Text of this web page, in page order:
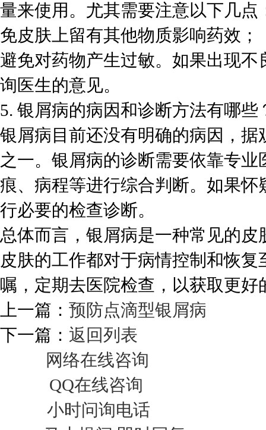
量来使用。尤其需要注意以下几
免皮肤上留有其他物质影响药效
避免对药物产生过敏。如果出现
询医生的意见。
5. 银屑病的病因和诊断方法有哪些
银屑病目前还没有明确的病因，
之一。银屑病的诊断需要依靠专
痕、病程等进行综合判断。如果
行必要的检查诊断。
总体而言，银屑病是一种常见的
皮肤的工作都对于病情控制和恢
嘱，定期去医院检查，以获取更好
上一篇： 预防点滴型银屑病
下一篇： 返回列表
网络在线咨询
QQ在线咨询
小时问询电话